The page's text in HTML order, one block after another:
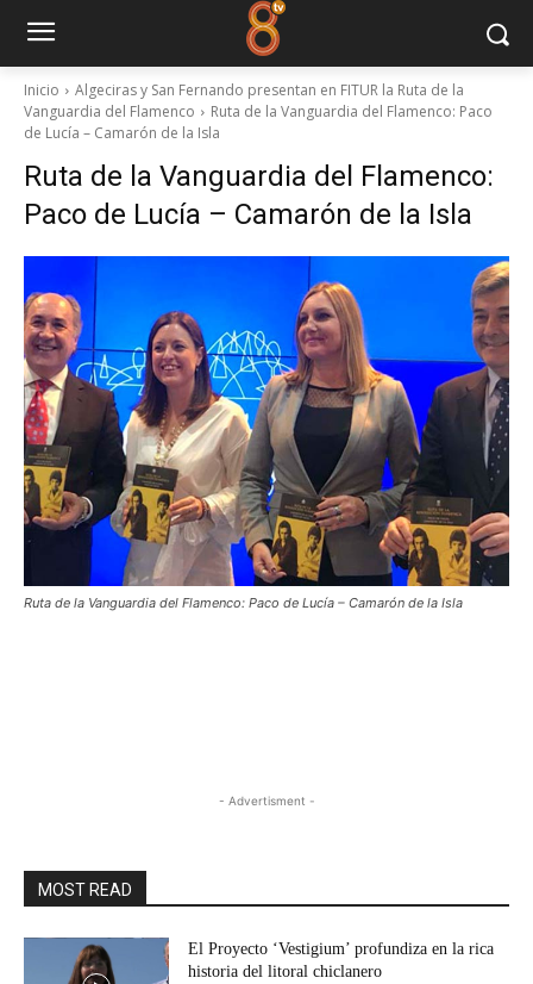
Inicio
Algeciras y San Fernando presentan en FITUR la Ruta de la
Vanguardia del Flamenco
Ruta de la Vanguardia del Flamenco: Paco
de Lucía – Camarón de la Isla
Ruta de la Vanguardia del Flamenco:
Paco de Lucía – Camarón de la Isla
Ruta de la Vanguardia del Flamenco: Paco de Lucía – Camarón de la Isla
- Advertisment -
MOST READ
El Proyecto ‘Vestigium’ profundiza en la rica
historia del litoral chiclanero